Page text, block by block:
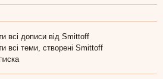
всі дописи від Smittoff
всі теми, створені Smittoff